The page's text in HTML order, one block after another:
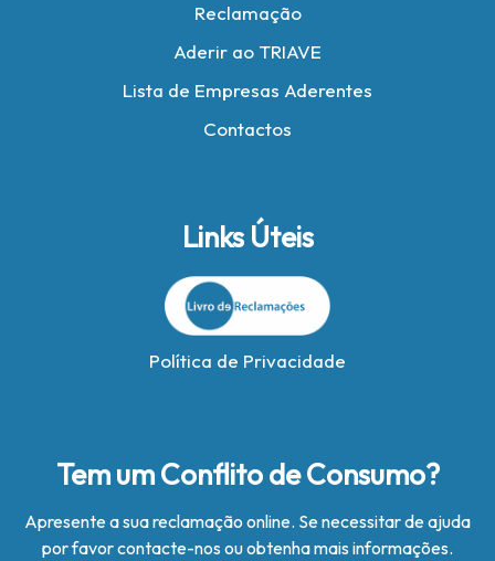
Reclamação
Aderir ao TRIAVE
Lista de Empresas Aderentes
Contactos
Links Úteis
Política de Privacidade
Tem um Conflito de Consumo?
Apresente a sua reclamação online. Se necessitar de ajuda
por favor contacte-nos ou obtenha mais informações.